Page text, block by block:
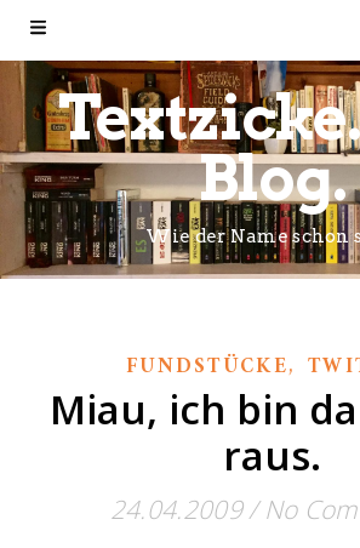
Blog.
Wie der Name schon
FUNDSTÜCKE,
Miau, ich bin
raus.
24.04.2009/ No